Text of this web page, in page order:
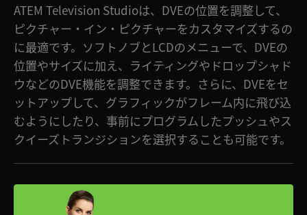
ATEM Television Studioは、DVEの位置を調整して、
ピクチャー・イン・ピクチャーをカスタマイズするの
に最適です。ソフトノブとLCDのメニューで、DVEの
位置やサイズに加え、ライティングやドロップシャド
ウなどのDVE機能を調整できます。さらに、DVEをセ
ットアップして、グラフィックがフレーム内に飛び込
むようにしたり、事前にプログラムしたプッシュやス
クイーズトランジションを選択することも可能です。